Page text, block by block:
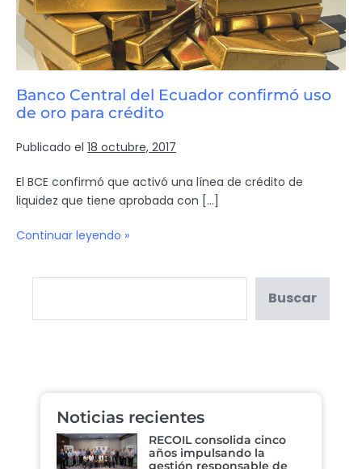
Banco Central del Ecuador confirmó uso
de oro para crédito
Publicado el 18 octubre, 2017
El BCE confirmó que activó una línea de crédito de
liquidez que tiene aprobada con […]
Continuar leyendo »
Buscar
Noticias recientes
RECOIL consolida cinco
años impulsando la
gestión responsable de